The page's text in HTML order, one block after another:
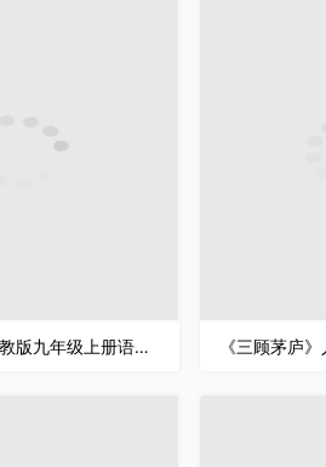
《沁园春·雪》人教版九年级上册语文PPT课件